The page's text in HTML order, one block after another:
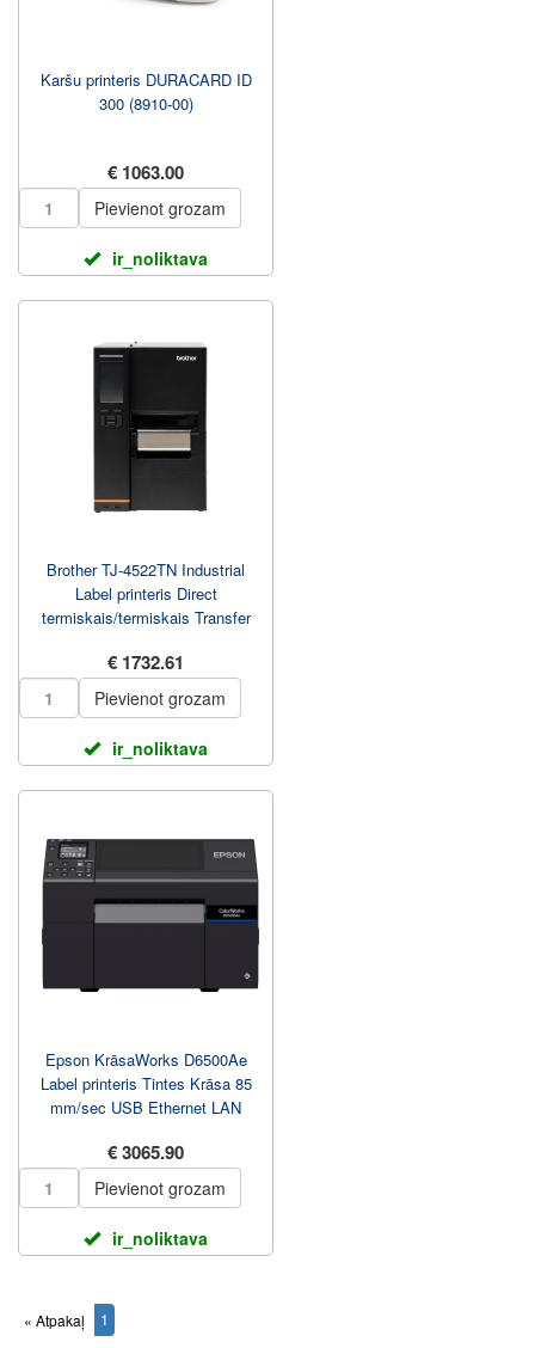
Karšu printeris DURACARD ID
300 (8910-00)
€ 1063.00
Pievienot grozam
ir_noliktava
Brother TJ-4522TN Industrial
Label printeris Direct
termiskais/termiskais Transfer
€ 1732.61
Pievienot grozam
ir_noliktava
Epson KrāsaWorks D6500Ae
Label printeris Tintes Krāsa 85
mm/sec USB Ethernet LAN
€ 3065.90
Pievienot grozam
ir_noliktava
« Atpakaļ 1